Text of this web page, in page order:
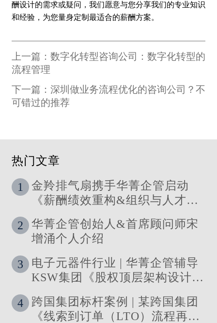
酬设计的需求或疑问，我们愿意与您分享我们的专业知识
和经验，为您量身定制最适合的薪酬方案。
上一篇：数字化转型咨询公司：数字化转型的
流程管理
下一篇：深圳做业务流程优化的咨询公司？不
可错过的推荐
热门文章
1
金羚排气扇携手华菁企管启动
《薪酬绩效重构&组织与人才发
2
华菁企管创始人&首席顾问师宋
增涌个人介绍
3
电子元器件行业 | 华菁企管辅导
KSW集团《股权顶层架构设计及
4
跨国集团标杆案例 | 某跨国集团
《线索到订单（LTO）流程再造